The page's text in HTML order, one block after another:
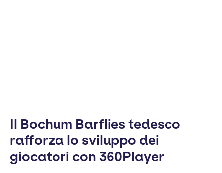
Il Bochum Barflies tedesco
rafforza lo sviluppo dei
giocatori con 360Player